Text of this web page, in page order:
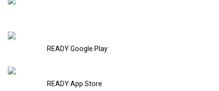
READY Google Play
READY App Store